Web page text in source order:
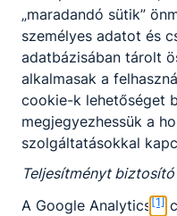
„maradandó sütik”
személyes adatot és
adatbázisában tárolt
alkalmasak a
cookie-k lehetőséget
megjegyezhessük a
szolgáltatásokkal
Teljesítményt
A Google Analytics[1]